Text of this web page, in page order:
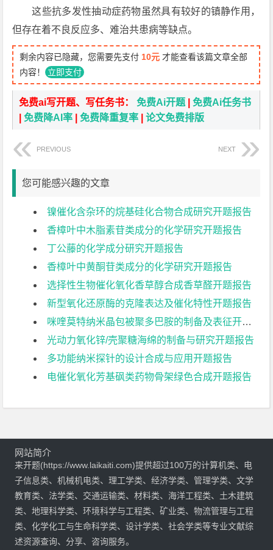
这些抗多发性抽动症药物虽然具有较好的镇静作用，
但存在着不良反应多、难治共患病等缺点。
剩余内容已隐藏，您需要先支付 10元 才能查看该篇文章全部
内容！ 立即支付
免费ai写开题、写任务书：免费Ai开题 |免费Ai任务书
|免费降AI率 |免费降重复率 |论文免费排版
PREVIOUS NEXT
您可能感兴趣的文章
镍催化含杂环的烷基硅化合物合成研究开题报告
香樟叶中木脂素苷类成分的化学研究开题报告
丁公藤的化学成分研究开题报告
香樟叶中黄酮苷类成分的化学研究开题报告
选择性生物催化氧化香草醇合成香草醛开题报告
新型氧化还原酶的克隆表达及催化特性开题报告
咪喹莫特纳米晶包被聚多巴胺的制备及表征开题报告
光动力氧化锌/壳聚糖海绵的制备与研究开题报告
多功能纳米探针的设计合成与应用开题报告
电催化氧化芳基砜类药物骨架绿色合成开题报告
网站简介
来开题(https://www.laikaiti.com)提供超过100万的计算机类、电
子信息类、机械机电类、理工学类、经济学类、管理学类、文学
教育类、法学类、交通运输类、材料类、海洋工程类、土木建筑
类、地理科学类、环境科学与工程类、矿业类、物流管理与工程
类、化学化工与生命科学类、设计学类、社会学类等专业文献综
述资源查询、分享、咨询服务。